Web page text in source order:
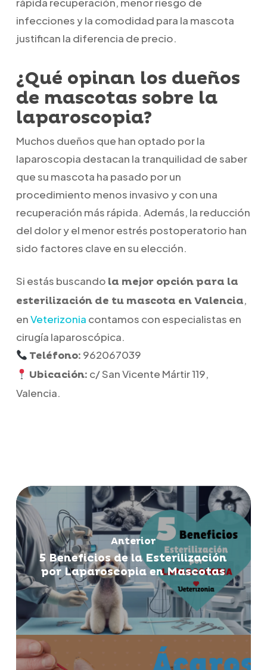
infecciones y la comodidad para la mascota
justifican la diferencia de precio.
¿Qué opinan los dueños
de mascotas sobre la
laparoscopia?
Muchos dueños que han optado por la
laparoscopia destacan la tranquilidad de saber
que su mascota ha pasado por un
procedimiento menos invasivo y con una
recuperación más rápida. Además, la reducción
del dolor y el menor estrés postoperatorio han
sido factores clave en su elección.
Si estás buscando la mejor opción para la
esterilización de tu mascota en Valencia,
enVeterizonia contamos con especialistas en
cirugía laparoscópica.
Teléfono: 962067039
Ubicación: c/ San Vicente Mártir 119,
Valencia.
Anterior
5 Beneficios de la Esterilización
por Laparoscopia en Mascotas